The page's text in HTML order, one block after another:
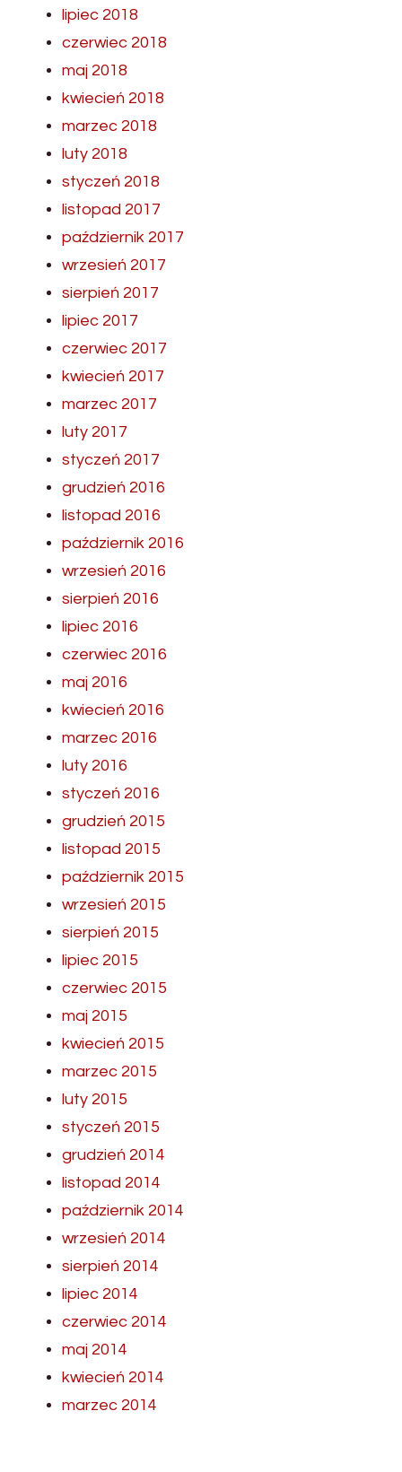
lipiec 2018
czerwiec 2018
maj 2018
kwiecień 2018
marzec 2018
luty 2018
styczeń 2018
listopad 2017
październik 2017
wrzesień 2017
sierpień 2017
lipiec 2017
czerwiec 2017
kwiecień 2017
marzec 2017
luty 2017
styczeń 2017
grudzień 2016
listopad 2016
październik 2016
wrzesień 2016
sierpień 2016
lipiec 2016
czerwiec 2016
maj 2016
kwiecień 2016
marzec 2016
luty 2016
styczeń 2016
grudzień 2015
listopad 2015
październik 2015
wrzesień 2015
sierpień 2015
lipiec 2015
czerwiec 2015
maj 2015
kwiecień 2015
marzec 2015
luty 2015
styczeń 2015
grudzień 2014
listopad 2014
październik 2014
wrzesień 2014
sierpień 2014
lipiec 2014
czerwiec 2014
maj 2014
kwiecień 2014
marzec 2014